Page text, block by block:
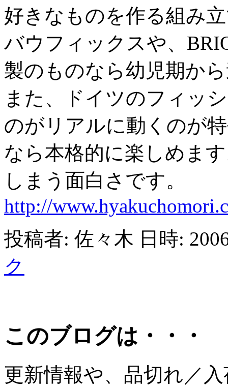
好きなものを作る組み
バウフィックスや、
製のものなら幼児期か
また、ドイツのフィッ
のがリアルに動くのが
なら本格的に楽しめま
しまう面白さです。
http://
投稿者: 佐々木 日時:
ク
このブログは・・・
更新情報や、品切れ／